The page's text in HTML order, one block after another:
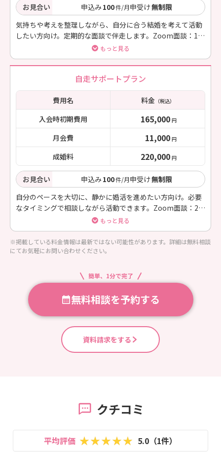
お見合い 申込み100件/月申受け無制限
気持ちや考えを整理しながら、自分に合う結婚を考えて活動
したい方向け。定期的な面談で伴走します。Zoom面談：1ヶ
もっと見る
自走サポートプラン
費用名 料金（税込）
入会時初期費用 165,000 円
月会費 11,000 円
成婚料 220,000 円
お見合い 申込み100件/月申受け無制限
自分のペースを大切に、静かに婚活を進めたい方向け。必要
なタイミングで相談しながら活動できます。Zoom面談：2ヶ
もっと見る
※掲載している料金情報は最新ではない可能性があります。詳細は無料相談
にてお気軽にお問い合わせください。
簡単、1分で完了
無料相談を予約する
資料請求をする
クチコミ
平均評価 5.0（1件）